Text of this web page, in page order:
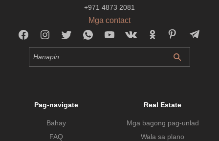
+971 4873 2081
Mga contact
Pag-navigate
Bahay
FAQ
Real Estate
Mga bagong pag-unlad
Wala sa plano